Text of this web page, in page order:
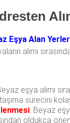
Eşya Alan Yerler
alımı
eşya alımı
sürecini
: Beyaz
oldukça